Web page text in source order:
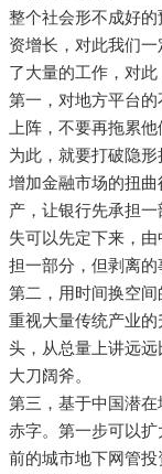
整个社会形不成好
资增长，对此我们
了大量的工作，对此
第一，对地方平台
上阵，不要再拖累他
为此，就要打破隐
增加金融市场的扭
产，让银行先承担
失可以先定下来，
担一部分，但剥离的
第二，用时间换空
重视大量传统产业
头，从总量上讲远远
大刀阔斧。
第三，基于中国潜
赤字。第一步可以
前的城市地下网管